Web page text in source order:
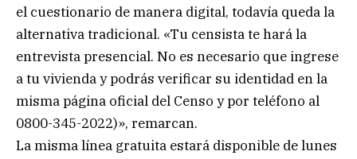
el cuestionario de manera digital, todavía queda la
alternativa tradicional. «Tu censista te hará la
entrevista presencial. No es necesario que ingrese
a tu vivienda y podrás verificar su identidad en la
misma página oficial del Censo y por teléfono al
0800-345-2022)», remarcan.
La misma línea gratuita estará disponible de lunes